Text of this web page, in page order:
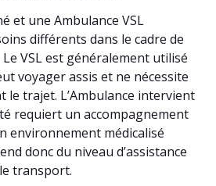
et une Ambulance VSL
différents dans le cadre de
Le VSL est généralement utilisé
voyager assis et ne nécessite
le trajet. L’Ambulance intervient
requiert un accompagnement
environnement médicalisé
donc du niveau d’assistance
transport.